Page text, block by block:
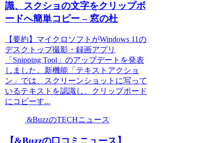
識、スクショの文字をクリップボ
ードへ簡単コピー – 窓の杜
【要約】マイクロソフトがWindows 11の
デスクトップ撮影・録画アプリ
「Snipping Tool」のアップデートを発表
しました。新機能「テキストアクショ
ン」では、スクリーンショットに写って
いるテキストを認識し、クリップボード
にコピーす...
&BuzzのTECHニュース
【&Buzzの口コミニュース】